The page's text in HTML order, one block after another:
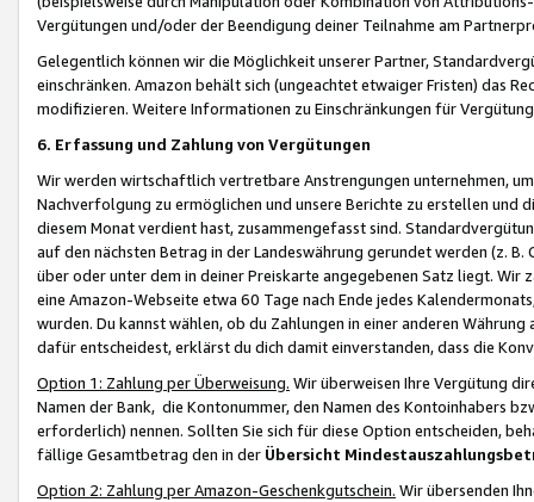
Vergütungen und/oder der Beendigung deiner Teilnahme am
Gelegentlich können wir die Möglichkeit unserer Partner,
einschränken. Amazon behält sich (ungeachtet etwaiger Fristen) das
modifizieren. Weitere Informationen zu Einschränkungen für
6. Erfassung und Zahlung von Vergütungen
Wir werden wirtschaftlich vertretbare Anstrengungen unternehmen,
Nachverfolgung zu ermöglichen und unsere Berichte zu erstellen und
diesem Monat verdient hast, zusammengefasst sind.
auf den nächsten Betrag in der Landeswährung gerundet werden (z.
über oder unter dem in deiner Preiskarte angegebenen Satz liegt.
eine Amazon-Webseite etwa 60 Tage nach Ende jedes
wurden. Du kannst wählen, ob du Zahlungen in einer anderen
dafür entscheidest, erklärst du dich damit einverstanden, dass die
Option 1: Zahlung per Überweisung. Wir überweisen Ihre Vergütung
Namen der Bank, die Kontonummer, den Namen des Kontoinhabers
erforderlich) nennen. Sollten Sie sich für diese Option entscheiden,
fällige Gesamtbetrag den in der Übersicht
Option 2: Zahlung per Amazon-Geschenkgutschein. Wir übersenden